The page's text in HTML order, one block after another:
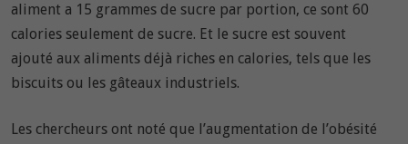
aliment a 15 grammes de sucre par portion, ce sont 60
calories seulement de sucre. Et le sucre est souvent
ajouté aux aliments déjà riches en calories, tels que les
biscuits ou les gâteaux industriels.
Les chercheurs ont noté que l’augmentation de l’obésité